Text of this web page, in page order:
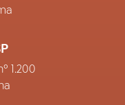
1.200